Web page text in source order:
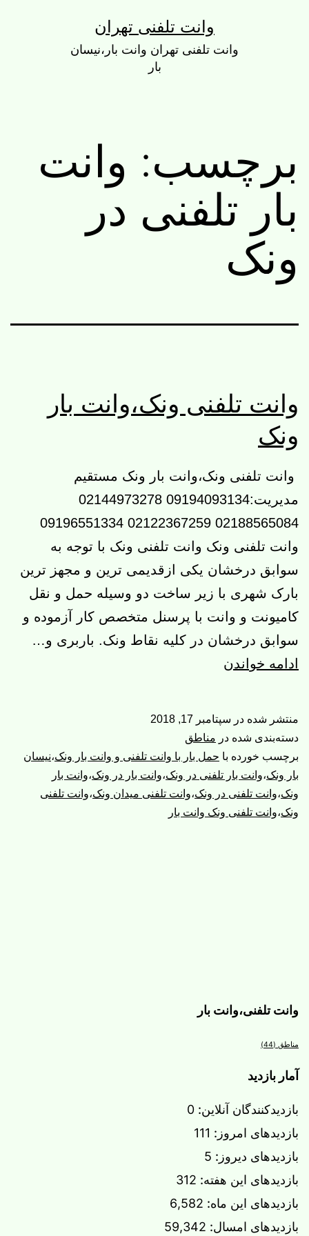
وانت تلفنی تهران
وانت تلفنی تهران وانت بار،نیسان
بار
برچسب: وانت
بار تلفنی در
ونک
وانت تلفنی ونک،وانت بار
ونک
وانت تلفنی ونک،وانت بار ونک مستقیم
مدیریت:09194093134 02144973278
02188565084 02122367259 09196551334
وانت تلفنی ونک وانت تلفنی ونک با توجه به
سوابق درخشان یکی ازقدیمی ترین و مجهز ترین
بارک شهری با زیر ساخت دو وسیله حمل و نقل
کامیونت و وانت با پرسنل متخصص کار آزموده و
سوابق درخشان در کلیه نقاط ونک. باربری و…
ادامه خواندن
ونک،وانت
ونک
منتشر شده در سپتامبر 17, 2018
دسته‌بندی شده در مناطق
برچسب خورده با حمل بار با وانت تلفنی و وانت بار ونک،نیسان
بار ونک،وانت بار تلفنی در ونک،وانت بار در ونک،وانت بار
ونک،وانت تلفنی در ونک،وانت تلفنی میدان ونک،وانت تلفنی
ونک،وانت تلفنی ونک وانت بار
وانت تلفنی،وانت بار
مناطق (44)
آمار بازدید
بازدیدکنندگان آنلاین: 0
بازدیدهای امروز: 111
بازدیدهای دیروز: 5
بازدیدهای این هفته: 312
بازدیدهای این ماه: 6,582
بازدیدهای امسال: 59,342